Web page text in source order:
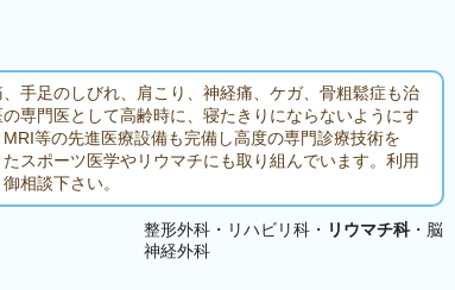
手足のしびれ、肩こり、神経痛、ケガ、骨粗鬆症も治
専門医として高齢時に、寝たきりにならないようにす
等の先進医療設備も完備し高度の専門診療技術を
スポーツ医学やリウマチにも取り組んでいます。利用
相談下さい。
整形外科・リハビリ科・ リウマチ科・脳
神経外科